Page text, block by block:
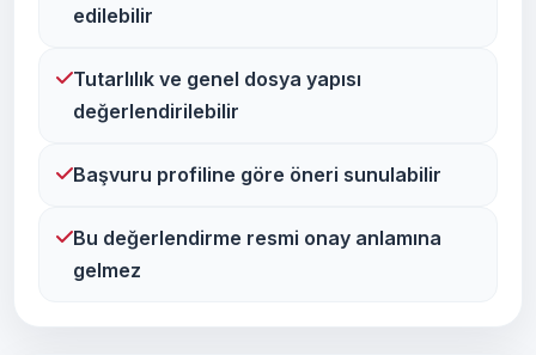
edilebilir
Tutarlılık ve genel dosya yapısı
değerlendirilebilir
Başvuru profiline göre öneri sunulabilir
Bu değerlendirme resmi onay anlamına
gelmez